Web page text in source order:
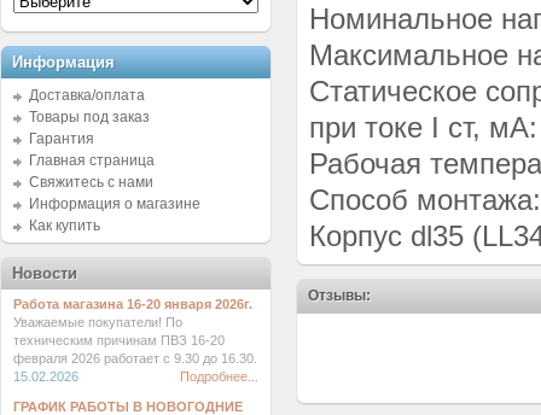
Номинальное
Максимальное
Статическое
при токе I ст,
Рабочая
Способ
Корпус dl35
Отзывы:
Информация
Доставка/оплата
Товары под заказ
Гарантия
Главная страница
Свяжитесь с нами
Информация о магазине
Как купить
Новости
Работа магазина 16-20 января 2026г.
Уважаемые покупатели! По
техническим причинам ПВЗ 16-20
февраля 2026 работает с 9.30 до 16.30.
15.02.2026
Подробнее...
ГРАФИК РАБОТЫ В НОВОГОДНИЕ